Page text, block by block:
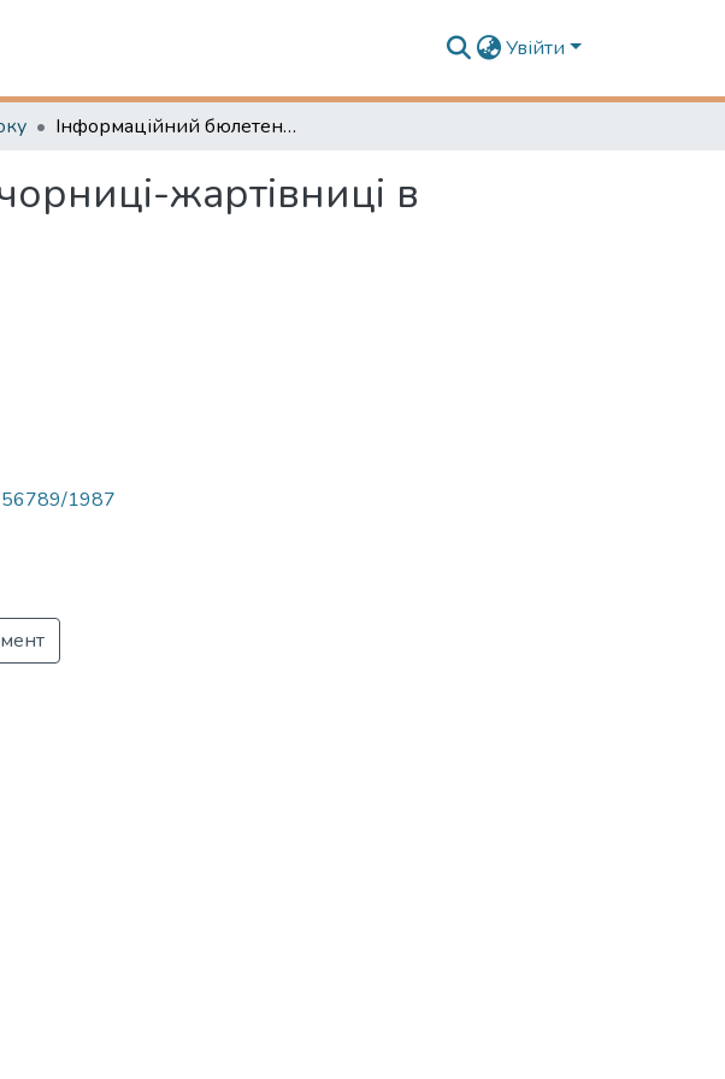
Увійти
Інформаційний бюлетень № 1054 «Вечорниці-жартівниці в українській хаті»
жартівниці в
1987